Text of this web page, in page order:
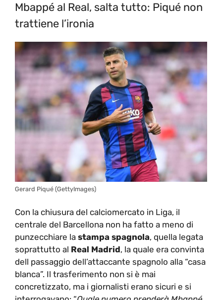
Mbappé al Real, salta tutto: Piqué non
trattiene l’ironia
Gerard Piqué (GettyImages)
Con la chiusura del calciomercato in Liga, il
centrale del Barcellona non ha fatto a meno di
punzecchiare la stampa spagnola, quella legata
soprattutto al Real Madrid, la quale era convinta
dell passaggio dell’attaccante spagnolo alla “casa
blanca”. Il trasferimento non si è mai
concretizzato, ma i giornalisti erano sicuri e si